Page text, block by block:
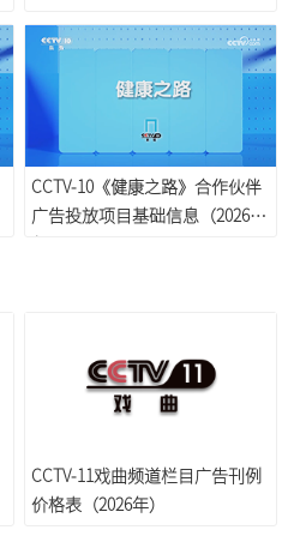
CCTV-10《健康之路》合作伙伴
广告投放项目基础信息（2026
CCTV-11戏曲频道栏目广告刊例
价格表（2026年）